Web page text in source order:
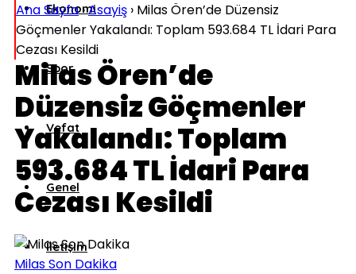
Ekonomi
Spor
Vefat
Genel
İletişim
Ana Sayfa›Asayiş › Milas Ören’de Düzensiz
Göçmenler Yakalandı: Toplam 593.684 TL İdari Para
Cezası Kesildi
Milas Ören’de
Düzensiz Göçmenler
Yakalandı: Toplam
593.684 TL İdari Para
Cezası Kesildi
Milas Son Dakika